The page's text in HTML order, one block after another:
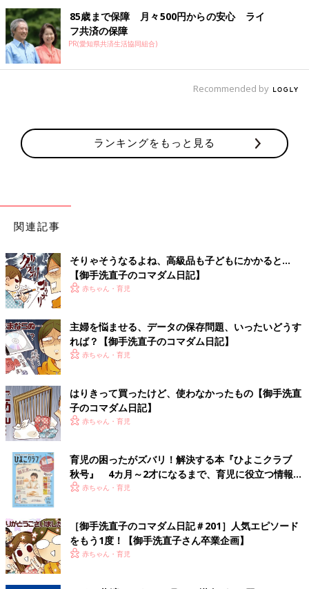
85歳まで保障 月々500円からの安心 ライ
フ共済の保障
PR(愛知県共済生活協同組合)
Recommended by
ランキングをもっと見る
関連記事
そりゃそうなるよね、高級品も子どもにかかると…
【御手洗直子のコマダム日記】
赤ちゃん・育児
主婦を悩ませる、データの保存問題、いったいどうす
れば？【御手洗直子のコマダム日記】
赤ちゃん・育児
はりきって買ったけど、使わなかったもの【御手洗直
子のコマダム日記】
赤ちゃん・育児
育児の困ったがズバリ！解決する本『ひよこクラブ
秋号』 4カ月～2才になるまで、育児に役立つ情報が
いっぱい！
赤ちゃん・育児
［御手洗直子のコマダム日記＃201］人気エピソード
をもう1度！【御手洗直子さん卒業企画】
赤ちゃん・育児